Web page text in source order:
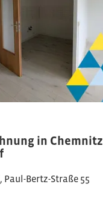
in Chemnitz
Paul-Bertz-Straße 55